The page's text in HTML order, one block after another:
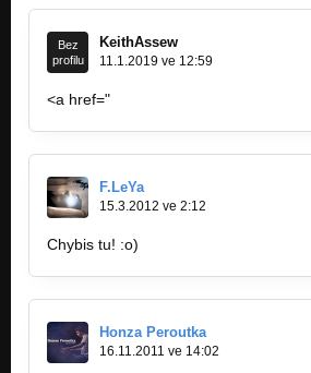
Bez
profilu
KeithAssew
11.1.2019 ve 12:59
<a href="
F.LeYa
15.3.2012 ve 2:12
Chybis tu! :o)
Honza Peroutka
16.11.2011 ve 14:02